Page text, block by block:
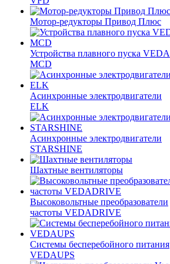
Мотор-редукторы Привод Плюс
Устройства плавного пуска VEDA
MCD
Асинхронные электродвигатели
ELK
Асинхронные электродвигатели
STARSHINE
Шахтные вентиляторы
Высоковольтные преобразователи
частоты VEDADRIVE
Системы бесперебойного питания
VEDAUPS